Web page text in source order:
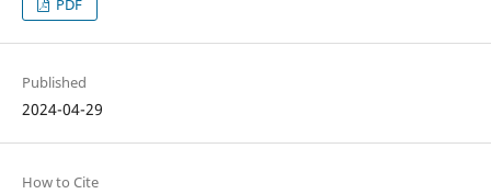
PDF
Published
2024-04-29
How to Cite